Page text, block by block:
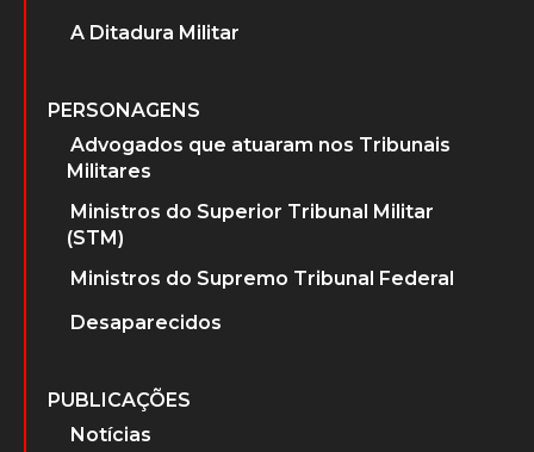
A Ditadura Militar
PERSONAGENS
Advogados que atuaram nos Tribunais
Militares
Ministros do Superior Tribunal Militar
(STM)
Ministros do Supremo Tribunal Federal
Desaparecidos
PUBLICAÇÕES
Notícias